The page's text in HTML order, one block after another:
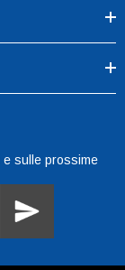
e sulle prossime